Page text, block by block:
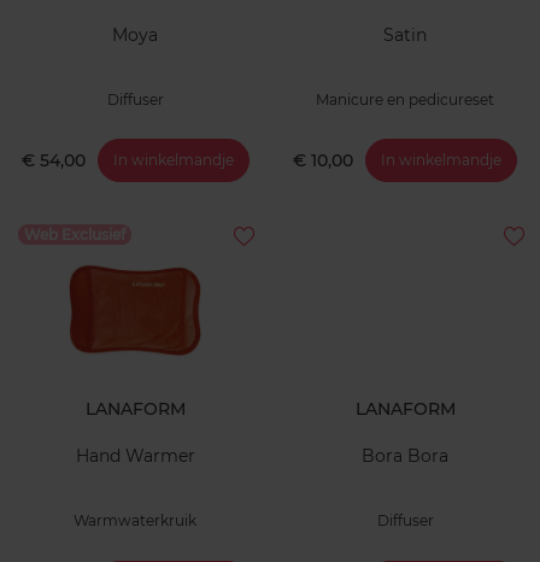
Moya
Diffuser
€ 54,00 In winkelmandje
Satin
Manicure en pedicureset
€ 10,00 In winkelmandje
LANAFORM
Hand Warmer
Warmwaterkruik
LANAFORM
Bora Bora
Diffuser